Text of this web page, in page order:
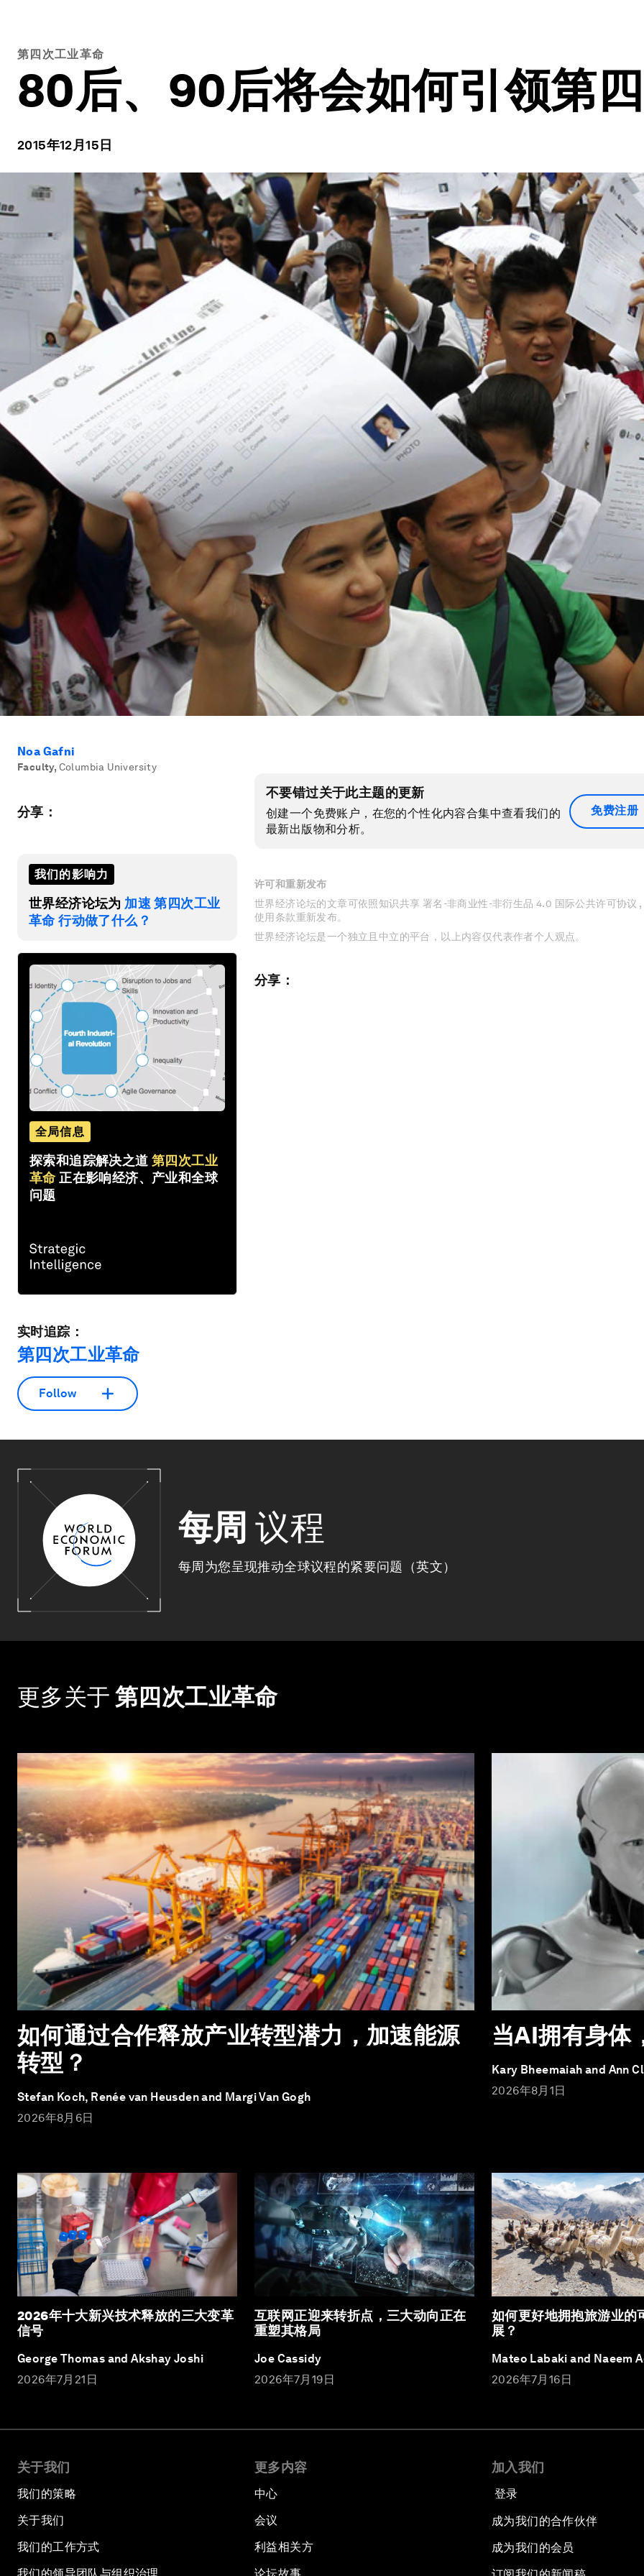
第四次工业革命
80后、90后将会如何引领第
2015年12月15日
Noa Gafni
Faculty, Columbia University
分享：
我们的影响力
世界经济论坛为 加速 第四次工业
革命 行动做了什么？
全局信息
探索和追踪解决之道 第四次工业
革命 正在影响经济、产业和全球
问题
实时追踪：
第四次工业革命
Follow
不要错过关于此主题的更新
创建一个免费账户，在您的个性化内容合集中查看我们的
最新出版物和分析。
免费注册
许可和重新发布
世界经济论坛的文章可依照知识共享 署名-非商业性-非衍生品 4.0 国际公共许可协议
使用条款重新发布。
世界经济论坛是一个独立且中立的平台，以上内容仅代表作者个人观点。
分享：
每周 议程
每周为您呈现推动全球议程的紧要问题（英文）
更多关于 第四次工业革命
如何通过合作释放产业转型潜力，加速能源
转型？
Stefan Koch, Renée van Heusden and Margi Van Gogh
2026年8月6日
当AI拥有身体
Kary Bheemaiah and Ann
2026年8月1日
2026年十大新兴技术释放的三大变革
信号
George Thomas and Akshay Joshi
2026年7月21日
互联网正迎来转折点，三大动向正在
重塑其格局
Joe Cassidy
2026年7月19日
如何更好地拥抱旅游业的
展？
Mateo Labaki and Naeem
2026年7月16日
关于我们
我们的策略
关于我们
我们的工作方式
我们的领导团队与组织治理
更多内容
中心
会议
利益相关方
论坛故事
加入我们
登录
成为我们的合作伙伴
成为我们的会员